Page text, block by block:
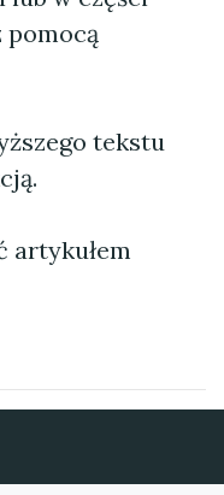
pomocą
tekstu
artykułem